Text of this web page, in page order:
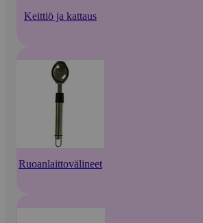
Keittiö ja kattaus
Ruoanlaittovälineet